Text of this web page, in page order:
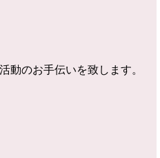
動のお手伝いを致します。